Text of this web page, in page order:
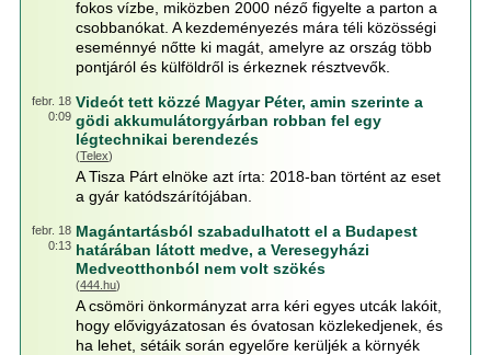
fokos vízbe, miközben 2000 néző figyelte a parton a
csobbanókat. A kezdeményezés mára téli közösségi
eseménnyé nőtte ki magát, amelyre az ország több
pontjáról és külföldről is érkeznek résztvevők.
febr. 18
0:09
Videót tett közzé Magyar Péter, amin szerinte a
gödi akkumulátorgyárban robban fel egy
légtechnikai berendezés
(Telex)
A Tisza Párt elnöke azt írta: 2018-ban történt az eset
a gyár katódszárítójában.
febr. 18
0:13
Magántartásból szabadulhatott el a Budapest
határában látott medve, a Veresegyházi
Medveotthonból nem volt szökés
(444.hu)
A csömöri önkormányzat arra kéri egyes utcák lakóit,
hogy elővigyázatosan és óvatosan közlekedjenek, és
ha lehet, sétáik során egyelőre kerüljék a környék